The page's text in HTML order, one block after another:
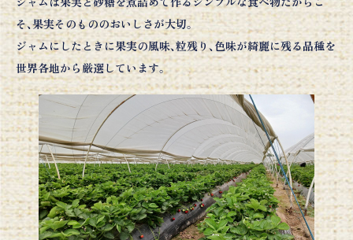
そ、果実そのもののおいしさが大切。
ジャムにしたときに果実の風味、粒残り、色味が綺麗に残る品種を
世界各地から厳選しています。